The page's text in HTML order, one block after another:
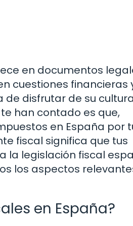
en documentos
cuestiones financieras
de disfrutar de su
han contado es que,
en España por
fiscal significa que tus
la legislación fiscal
los aspectos
en España?